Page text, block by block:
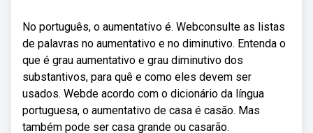
No português, o aumentativo é. Webconsulte as listas
de palavras no aumentativo e no diminutivo. Entenda o
que é grau aumentativo e grau diminutivo dos
substantivos, para quê e como eles devem ser
usados. Webde acordo com o dicionário da língua
portuguesa, o aumentativo de casa é casão. Mas
também pode ser casa grande ou casarão.